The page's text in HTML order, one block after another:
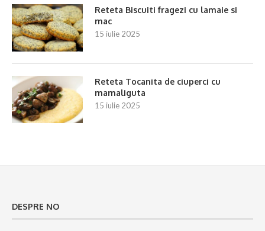
Reteta Biscuiti fragezi cu lamaie si
mac
15 iulie 2025
Reteta Tocanita de ciuperci cu
mamaliguta
15 iulie 2025
DESPRE NO